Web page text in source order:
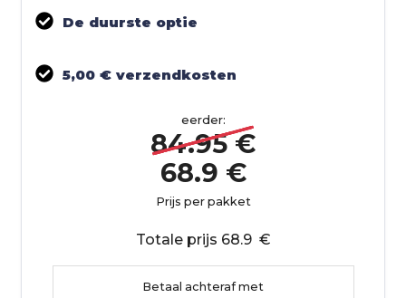
De duurste optie
5,00 € verzendkosten
eerder:
84.95 €
68.9 €
Prijs per pakket
Totale prijs 68.9 €
Betaal achteraf met